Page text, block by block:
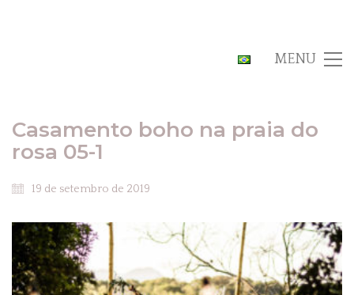
MENU
Casamento boho na praia do
rosa 05-1
19 de setembro de 2019